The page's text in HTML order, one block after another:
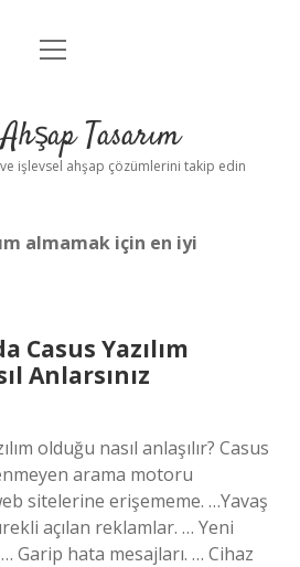
Anasayfa
Yasal Uyarı
menüyü
Tasarım
işlevsel ahşap çözümlerini takip edin
almamak için en iyi
Casus Yazılım
Anlarsınız
olduğu nasıl anlaşılır? Casus
arama motoru
sitelerine erişememe. …Yavaş
açılan reklamlar. … Yeni
… Garip hata mesajları. … Cihaz